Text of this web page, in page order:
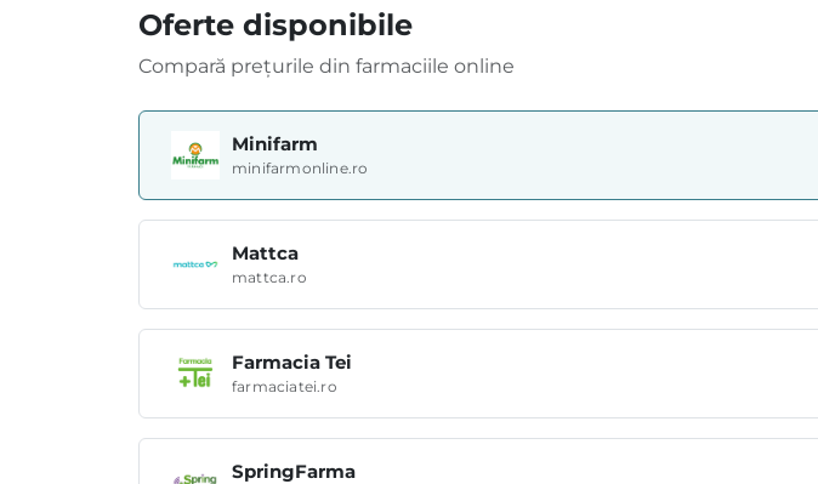
Oferte disponibile
Compară prețurile din farmaciile online
Minifarm
minifarmonline.ro
Mattca
mattca.ro
Farmacia Tei
farmaciatei.ro
SpringFarma